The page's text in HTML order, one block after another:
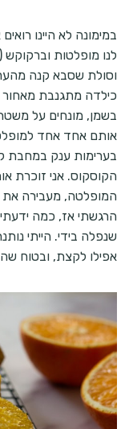
במימונה לא היינו
לנו מופלטות
וסולת שסבא קנה
כילדה מתגנבת
בשמן, מונחים על
אותם אחד אחד
בערימות ענק במחבת
הקוסקוס. אני זוכרת
המופלטה, מעבירה את
הרגשתי אז, כמה
שנפלה בידי. הייתי
אפילו לקצת, ובטוח